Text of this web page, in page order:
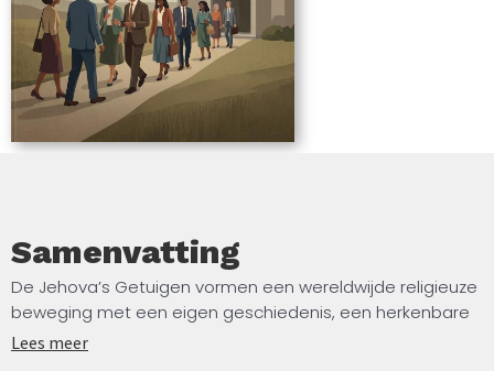
Samenvatting
De Jehova’s Getuigen vormen een wereldwijde religieuze
beweging met een eigen geschiedenis, een herkenbare
leer en een strak georganiseerde gemeenschap. Dit
Lees meer